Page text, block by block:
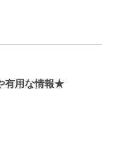
有用な情報★